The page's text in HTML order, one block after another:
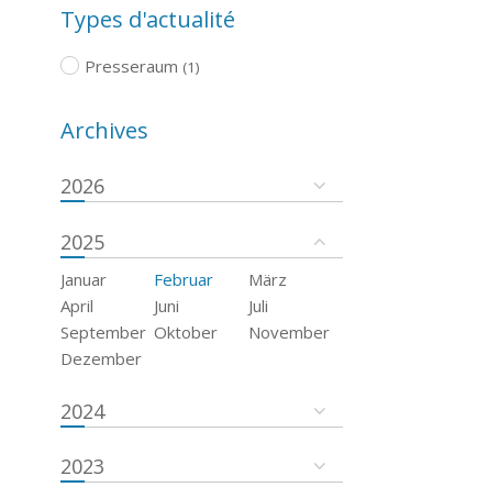
Types d'actualité
Presseraum (1)
Archives
2026
2025
Januar Februar
März
April
Juni
Juli
September Oktober
November
Dezember
2024
2023